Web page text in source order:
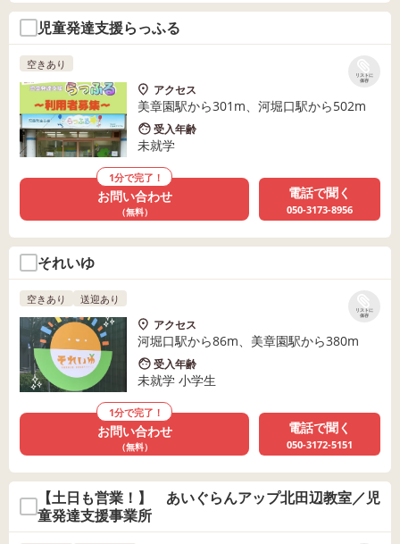
児童発達支援らっふる
リストに
保存
空きあり
アクセス
美章園駅から301m、河堀口駅から502m
受入年齢
未就学
1分で完了！
お問い合わせ
（無料）
電話で聞く
050-3173-8956
それいゆ
リストに
保存
空きあり 送迎あり
アクセス
河堀口駅から86m、美章園駅から380m
受入年齢
未就学 小学生
1分で完了！
お問い合わせ
（無料）
電話で聞く
050-3172-5151
【土日も営業！】 あいぐらんアップ北田辺教室／児
童発達支援事業所